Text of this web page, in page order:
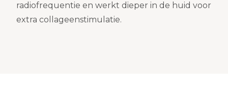
radiofrequentie en werkt dieper in de huid voor
extra collageenstimulatie.